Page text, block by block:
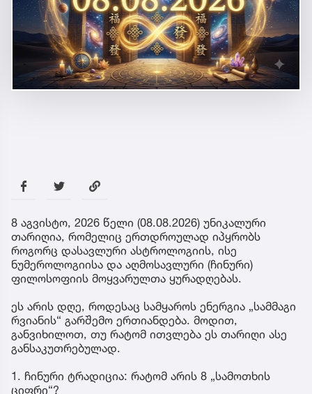
8 აგვისტო, 2026 წელი (08.08.2026) უნიკალური
თარიღია, რომელიც ერთდროულად იპყრობს
როგორც დასავლური ასტროლოგიის, ისე
ნუმეროლოგიისა და აღმოსავლური (ჩინური)
ფილოსოფიის მოყვარულთა ყურადღებას.
ეს არის დღე, როდესაც სამყაროს ენერგია „სამმაგი
რვიანის“ გარშემო ერთიანდება. მოდით,
განვიხილოთ, თუ რატომ ითვლება ეს თარიღი ასე
განსაკუთრებულად.
1. ჩინური ტრადიცია: რატომ არის 8 „სამოთხის
ციფრი“?